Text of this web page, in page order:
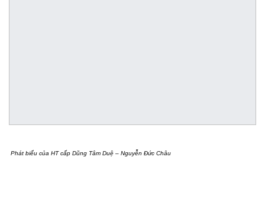
Phát biểu của HT cấp Dũng Tâm Duệ – Nguyễn Đức Châu